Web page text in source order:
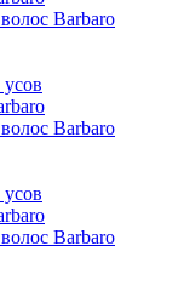
Barbaro
Barbaro
Barbaro